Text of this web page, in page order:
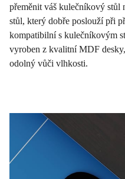
přeměnit váš kulečníkový stůl
stůl, který dobře poslouží při
kompatibilní s kulečníkovým
vyroben z kvalitní MDF
odolný vůči vlhkosti.